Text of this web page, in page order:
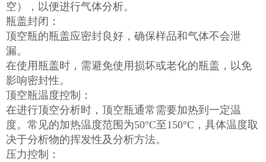
空），以便进行气体分析。
瓶盖封闭：
顶空瓶的瓶盖应密封良好，确保样品和气体不会泄
漏。
在使用瓶盖时，需避免使用损坏或老化的瓶盖，以免
影响密封性。
顶空瓶温度控制：
在进行顶空分析时，顶空瓶通常需要加热到一定温
度。常见的加热温度范围为50°C至150°C，具体温度取
决于分析物的挥发性及分析方法。
压力控制：